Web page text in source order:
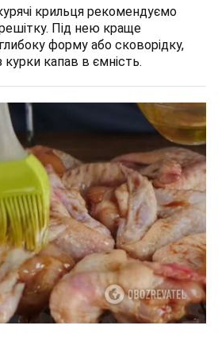
крильця рекомендуємо
Під нею краще
форму або сковорідку,
курки капав в ємність.